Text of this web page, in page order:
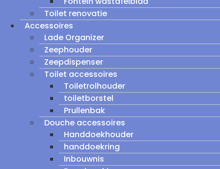
Toilet renovatie
Accessoires
Lade Organizer
Zeephouder
Zeepdispenser
Toilet accessoires
Toiletrolhouder
toiletborstel
Prullenbak
Douche accessoires
Handdoekhouder
handdoekring
Inbouwnis